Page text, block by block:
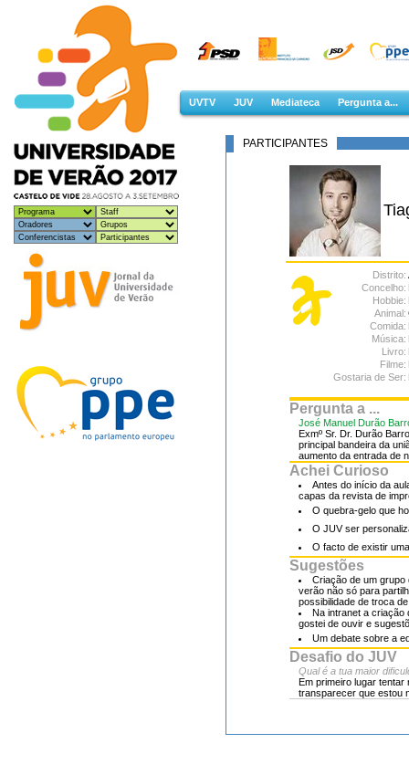
UVTV JUV Mediateca Pergunta a...
PARTICIPANTES
Distrito:
Concelho:
Hobbie:
Animal:
Comida:
Música:
Livro:
Filme:
Gostaria de Ser:
Pergunta a ...
José Manuel Durão
Exmº Sr. Dr. Durão
principal bandeira da
aumento da entrada de
Achei Curioso
Antes do início da
capas da revista de
O quebra-gelo que
O JUV ser
O facto de existir
Sugestões
Criação de um
verão não só para
possibilidade de troca
Na intranet a criação
gostei de ouvir e
Um debate sobre a
Desafio do JUV
Qual é a tua maior
Em primeiro lugar tentar
transparecer que estou